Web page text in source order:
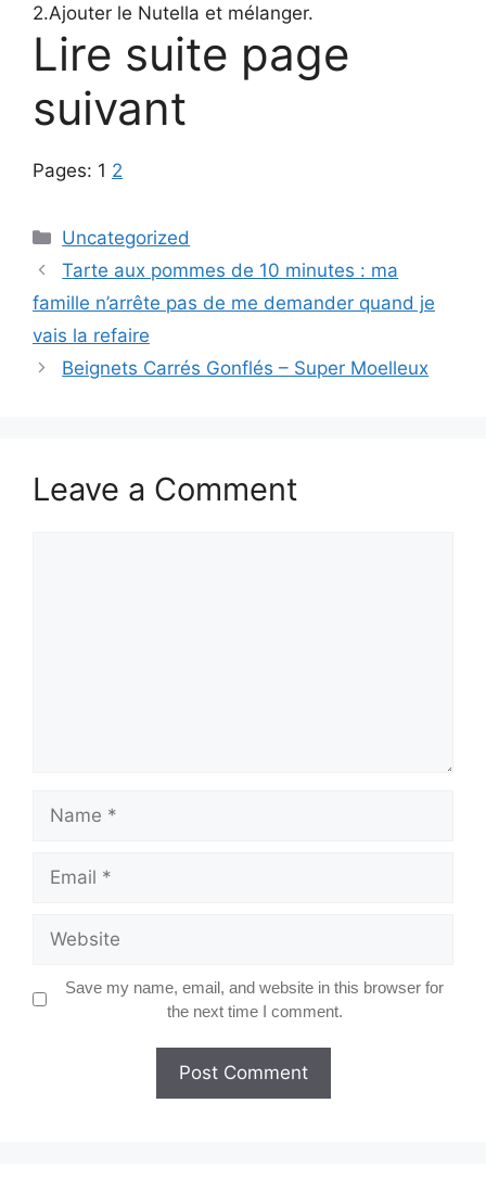
2.Ajouter le Nutella et mélanger.
Lire suite page
suivant
Pages: 1 2
Categories
Uncategorized
Tarte aux pommes de 10 minutes : ma
famille n’arrête pas de me demander quand je
vais la refaire
Beignets Carrés Gonflés – Super Moelleux
Leave a Comment
Save my name, email, and website in this browser for
the next time I comment.